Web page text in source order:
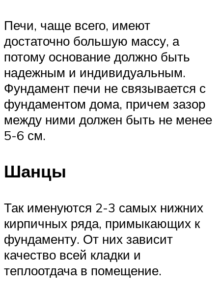
Печи, чаще всего, имеют
достаточно большую массу, а
потому основание должно быть
надежным и индивидуальным.
Фундамент печи не связывается с
фундаментом дома, причем зазор
между ними должен быть не менее
5-6 см.
Шанцы
Так именуются 2-3 самых нижних
кирпичных ряда, примыкающих к
фундаменту. От них зависит
качество всей кладки и
теплоотдача в помещение.